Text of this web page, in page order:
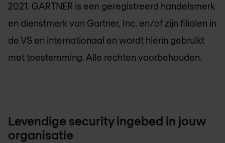
2021. GARTNER is een geregistreerd handelsmerk
en dienstmerk van Gartner, Inc. en/of zijn filialen in
de VS en internationaal en wordt hierin gebruikt
met toestemming. Alle rechten voorbehouden.
Levendige security ingebed in jouw
organisatie